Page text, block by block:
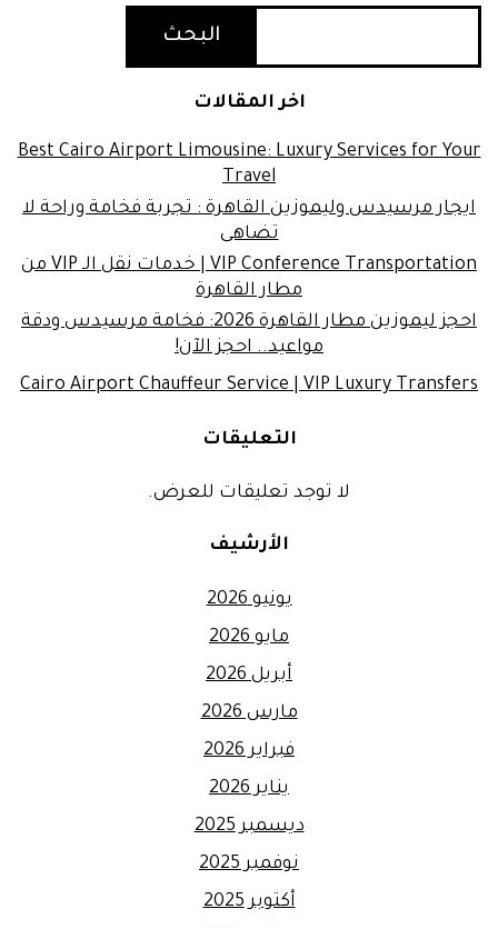
البحث
اخر المقالات
Best Cairo Airport Limousine: Luxury Services for Your
Travel
ايجار مرسيدس وليموزين القاهرة : تجربة فخامة وراحة لا
تضاهى
VIP Conference Transportation | خدمات نقل الـ VIP من
مطار القاهرة
احجز ليموزين مطار القاهرة 2026: فخامة مرسيدس ودقة
مواعيد.. احجز الآن!
Cairo Airport Chauffeur Service | VIP Luxury Transfers
التعليقات
لا توجد تعليقات للعرض.
الأرشيف
يونيو 2026
مايو 2026
أبريل 2026
مارس 2026
فبراير 2026
يناير 2026
ديسمبر 2025
نوفمبر 2025
أكتوبر 2025